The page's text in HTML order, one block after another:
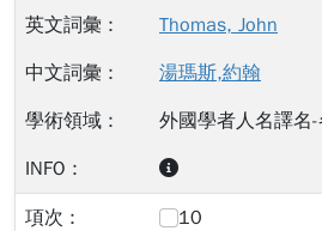
Thomas, John
湯瑪斯,約翰
外國學者人名譯名
10